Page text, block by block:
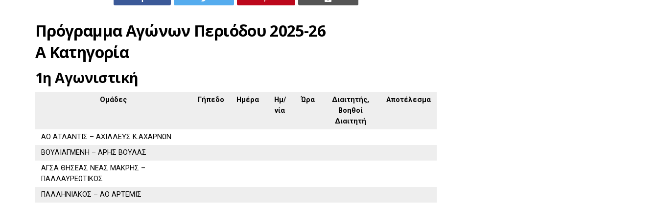
Πρόγραμμα Αγώνων Περιόδου 2025-26
Α Κατηγορία
1η Αγωνιστική
Ομάδες Γήπεδο Ημέρα
Ημ/
νία
Ώρα
Διαιτητής,
Βοηθοί
Διαιτητή
Αποτέλεσμα
ΑΟ ΑΤΛΑΝΤΙΣ – ΑΧΙΛΛΕΥΣ Κ.ΑΧΑΡΝΩΝ
ΒΟΥΛΙΑΓΜΕΝΗ – ΑΡΗΣ ΒΟΥΛΑΣ
ΑΓΣΑ ΘΗΣΕΑΣ ΝΕΑΣ ΜΑΚΡΗΣ –
ΠΑΛΛΑΥΡΕΩΤΙΚΟΣ
ΠΑΛΛΗΝΙΑΚΟΣ – ΑΟ ΑΡΤΕΜΙΣ